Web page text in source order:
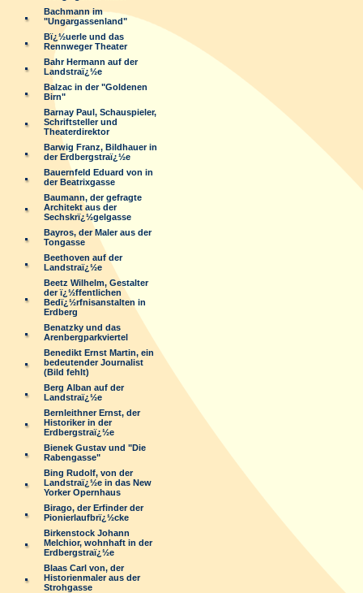
Bachmann im
"Ungargassenland"
Bï¿½uerle und das
Rennweger Theater
Bahr Hermann auf der
Landstraï¿½e
Balzac in der "Goldenen
Birn"
Barnay Paul, Schauspieler,
Schriftsteller und
Theaterdirektor
Barwig Franz, Bildhauer in
der Erdbergstraï¿½e
Bauernfeld Eduard von in
der Beatrixgasse
Baumann, der gefragte
Architekt aus der
Sechskrï¿½gelgasse
Bayros, der Maler aus der
Tongasse
Beethoven auf der
Landstraï¿½e
Beetz Wilhelm, Gestalter
der ï¿½ffentlichen
Bedï¿½rfnisanstalten in
Erdberg
Benatzky und das
Arenbergparkviertel
Benedikt Ernst Martin, ein
bedeutender Journalist
(Bild fehlt)
Berg Alban auf der
Landstraï¿½e
Bernleithner Ernst, der
Historiker in der
Erdbergstraï¿½e
Bienek Gustav und "Die
Rabengasse"
Bing Rudolf, von der
Landstraï¿½e in das New
Yorker Opernhaus
Birago, der Erfinder der
Pionierlaufbrï¿½cke
Birkenstock Johann
Melchior, wohnhaft in der
Erdbergstraï¿½e
Blaas Carl von, der
Historienmaler aus der
Strohgasse